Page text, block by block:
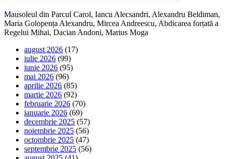
Mausoleul din Parcul Carol, Iancu Alecsandri, Alexandru Beldiman,
Maria Golopența Alexandru, Mircea Andreescu, Abdicarea forțată a
Regelui Mihai, Dacian Andoni, Marius Moga
august 2026 (17)
iulie 2026 (99)
iunie 2026 (95)
mai 2026 (96)
aprilie 2026 (85)
martie 2026 (92)
februarie 2026 (70)
ianuarie 2026 (69)
decembrie 2025 (57)
noiembrie 2025 (56)
octombrie 2025 (47)
septembrie 2025 (56)